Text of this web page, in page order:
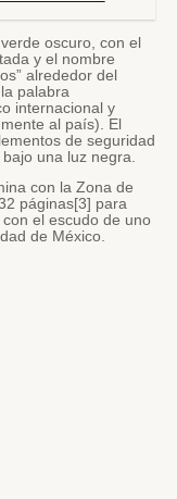
oscuro, con el
y el nombre
alrededor del
palabra
internacional y
al país). El
de seguridad
una luz negra.
con la Zona de
páginas[3] para
el escudo de uno
de México.